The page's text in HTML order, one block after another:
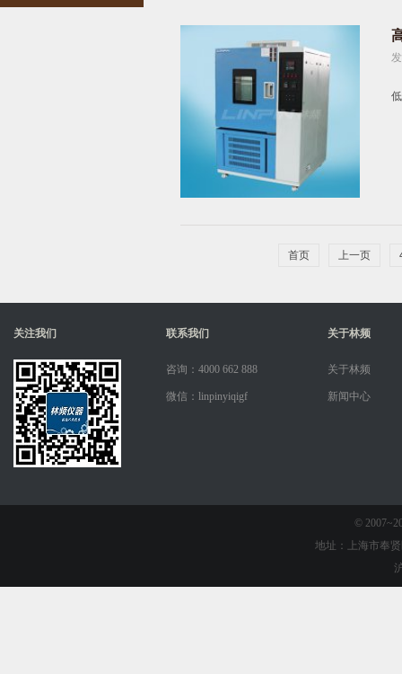
首页 上一页
关注我们 联系我们
咨询：4000 662 888
微信：linpinyiqigf
关于林频
关于林频
新闻中心
©
地址：上海市奉